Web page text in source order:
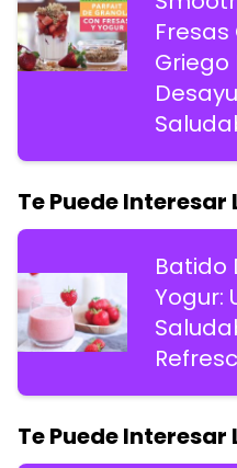
Fresas
Griego
Te Puede Interesar
Batido
Yogur:
Te Puede Interesar